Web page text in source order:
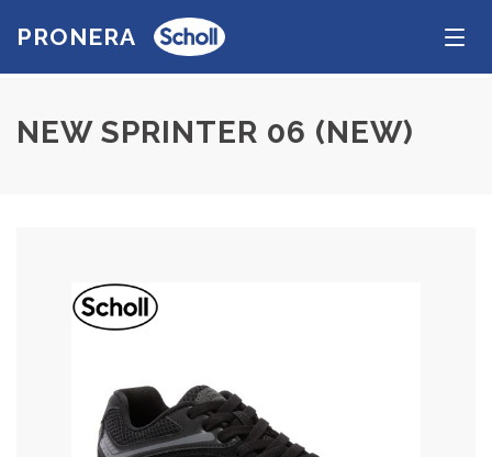
PRONERA
NEW SPRINTER 06 (NEW)